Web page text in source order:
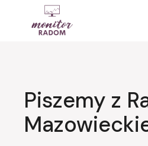
Piszemy z